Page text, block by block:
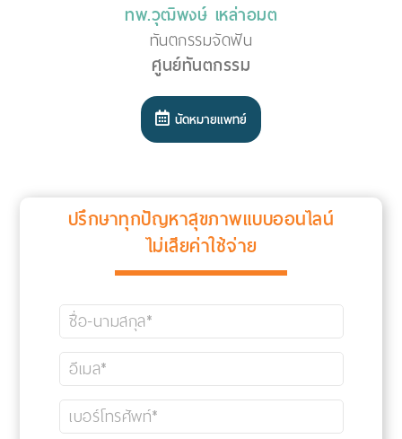
ทพ.วุฒิพงษ์ เหล่าอมต
ทันตกรรมจัดฟัน
ศูนย์ทันตกรรม
นัดหมายแพทย์
ปรึกษาทุกปัญหาสุขภาพแบบออนไลน์
ไม่เสียค่าใช้จ่าย